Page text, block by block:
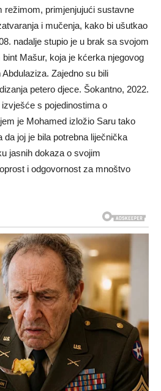
režimom, primjenjujući sustavne
i mučenja, kako bi ušutkao
nadalje stupio je u brak sa svojom
Mašur, koja je kćerka njegovog
Zajedno su bili
petero djece. Šokantno, 2022.
s pojedinostima o
je Mohamed izložio Saru tako
joj je bila potrebna liječnička
jasnih dokaza o svojim
i odgovornost za mnoštvo